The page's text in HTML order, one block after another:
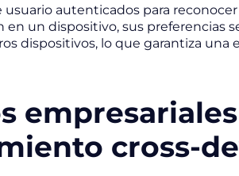
autenticados para reconocer
un dispositivo, sus preferencias
dispositivos, lo que garantiza una
cross-